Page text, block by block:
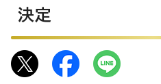
決定